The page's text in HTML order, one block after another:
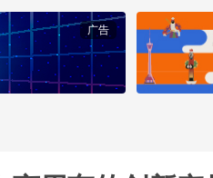
广告